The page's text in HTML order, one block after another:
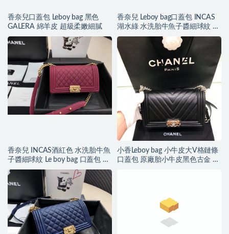
香奈兒口蓋包 Leboy bag 黑色
GALERA 綿羊皮 超級柔嫩細膩
香奈兒 Leboy bag口蓋包 INCAS
湖水綠 水洗胎牛魚子醬細球紋 復
古沙金
香奈兒 INCAS酒紅色 水洗胎牛魚
子醬細球紋 Le boy bag 口蓋包 復
古沙金五
小香Leboy bag 小牛皮大V格鏈條
口蓋包 原廠胎小牛皮黑色古金 亮